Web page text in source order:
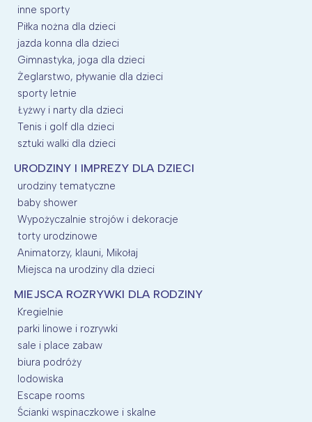
inne sporty
Piłka nożna dla dzieci
jazda konna dla dzieci
Gimnastyka, joga dla dzieci
Żeglarstwo, pływanie dla dzieci
sporty letnie
Łyżwy i narty dla dzieci
Tenis i golf dla dzieci
sztuki walki dla dzieci
URODZINY I IMPREZY DLA DZIECI
urodziny tematyczne
baby shower
Wypożyczalnie strojów i dekoracje
torty urodzinowe
Animatorzy, klauni, Mikołaj
Miejsca na urodziny dla dzieci
MIEJSCA ROZRYWKI DLA RODZINY
Kregielnie
parki linowe i rozrywki
sale i place zabaw
biura podróży
lodowiska
Escape rooms
Ścianki wspinaczkowe i skalne